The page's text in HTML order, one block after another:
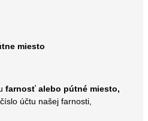
miesto
farnosť alebo pútné miesto,
účtu našej farnosti,